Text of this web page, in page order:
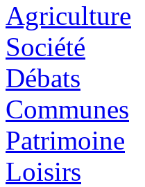
Agriculture
Société
Débats
Communes
Patrimoine
Loisirs